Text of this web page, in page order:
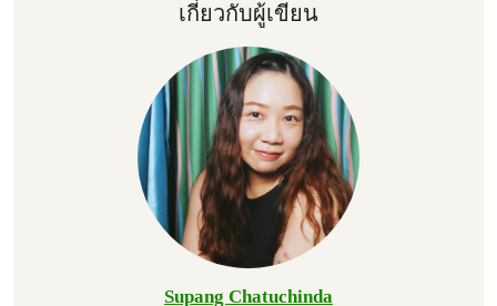
เกี่ยวกับผู้เขียน
Supang Chatuchinda